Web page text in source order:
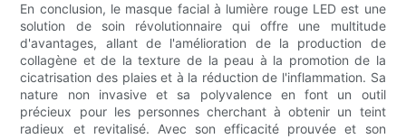
En conclusion, le masque facial à lumière rouge LED est une
solution de soin révolutionnaire qui offre une multitude
d'avantages, allant de l'amélioration de la production de
collagène et de la texture de la peau à la promotion de la
cicatrisation des plaies et à la réduction de l'inflammation. Sa
nature non invasive et sa polyvalence en font un outil
précieux pour les personnes cherchant à obtenir un teint
radieux et revitalisé. Avec son efficacité prouvée et son